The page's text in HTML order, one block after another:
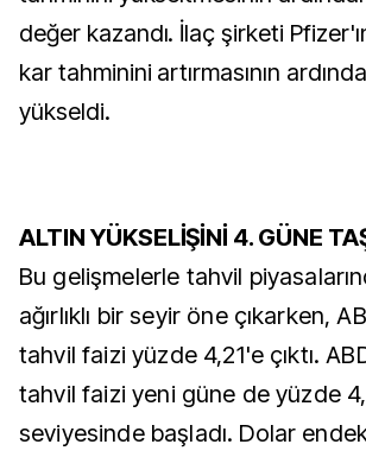
değer kazandı. İlaç şirketi
kar tahminini artırmasının
yükseldi.
ALTIN YÜKSELİŞİNİ 4. GÜNE
Bu gelişmelerle tahvil
ağırlıklı bir seyir öne çıkarken,
tahvil faizi yüzde 4,21'e çıktı. ABD
tahvil faizi yeni güne de yüzde
seviyesinde başladı. Dolar